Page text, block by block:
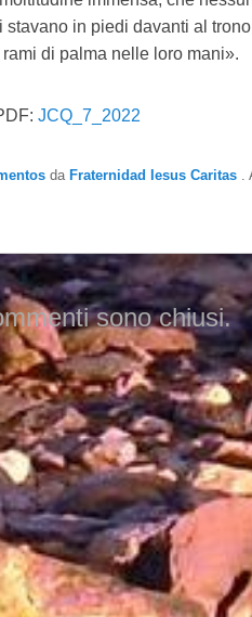
in piedi davanti al
di palma nelle loro mani».
JCQ_7_2022
da Fraternidad Iesus Caritas
sono chiusi.